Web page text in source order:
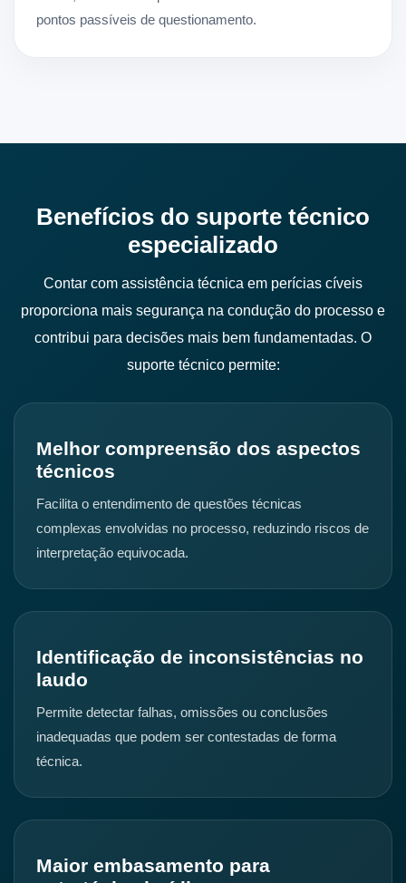
pontos passíveis de questionamento.
Benefícios do suporte técnico
especializado
Contar com assistência técnica em perícias cíveis
proporciona mais segurança na condução do processo e
contribui para decisões mais bem fundamentadas. O
suporte técnico permite:
Melhor compreensão dos aspectos
técnicos
Facilita o entendimento de questões técnicas
complexas envolvidas no processo, reduzindo riscos de
interpretação equivocada.
Identificação de inconsistências no
laudo
Permite detectar falhas, omissões ou conclusões
inadequadas que podem ser contestadas de forma
técnica.
Maior embasamento para